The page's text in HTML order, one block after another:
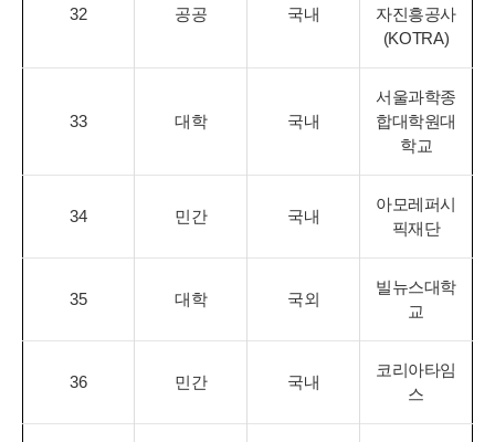
32 공공 국내
자진흥공사
(KOTRA)
33 대학 국내
서울과학종
합대학원대
학교
34 민간 국내
아모레퍼시
픽재단
35 대학 국외
빌뉴스대학
교
36 민간 국내
코리아타임
스